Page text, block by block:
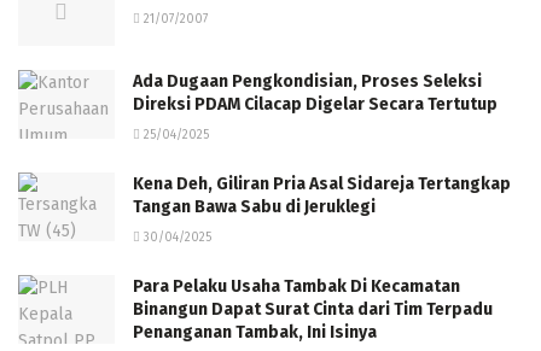
21/07/2007
Ada Dugaan Pengkondisian, Proses Seleksi
Direksi PDAM Cilacap Digelar Secara Tertutup
25/04/2025
Kena Deh, Giliran Pria Asal Sidareja Tertangkap
Tangan Bawa Sabu di Jeruklegi
30/04/2025
Para Pelaku Usaha Tambak Di Kecamatan
Binangun Dapat Surat Cinta dari Tim Terpadu
Penanganan Tambak, Ini Isinya